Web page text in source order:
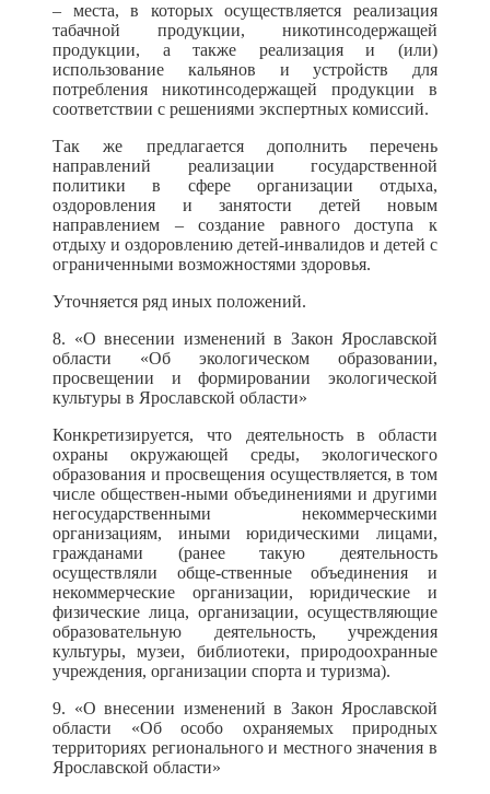
– места, в которых осуществляется реализация
табачной продукции, никотинсодержащей
продукции, а также реализация и (или)
использование кальянов и устройств для
потребления никотинсодержащей продукции в
соответствии с решениями экспертных комиссий.
Так же предлагается дополнить перечень
направлений реализации государственной
политики в сфере организации отдыха,
оздоровления и занятости детей новым
направлением – создание равного доступа к
отдыху и оздоровлению детей-инвалидов и детей с
ограниченными возможностями здоровья.
Уточняется ряд иных положений.
8. «О внесении изменений в Закон Ярославской
области «Об экологическом образовании,
просвещении и формировании экологической
культуры в Ярославской области»
Конкретизируется, что деятельность в области
охраны окружающей среды, экологического
образования и просвещения осуществляется, в том
числе обществен-ными объединениями и другими
негосударственными некоммерческими
организациям, иными юридическими лицами,
гражданами (ранее такую деятельность
осуществляли обще-ственные объединения и
некоммерческие организации, юридические и
физические лица, организации, осуществляющие
образовательную деятельность, учреждения
культуры, музеи, библиотеки, природоохранные
учреждения, организации спорта и туризма).
9. «О внесении изменений в Закон Ярославской
области «Об особо охраняемых природных
территориях регионального и местного значения в
Ярославской области»